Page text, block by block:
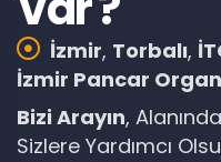
İzmir, Torbalı,
İzmir Pancar
Bizi Arayın,
Sizlere Yardımcı